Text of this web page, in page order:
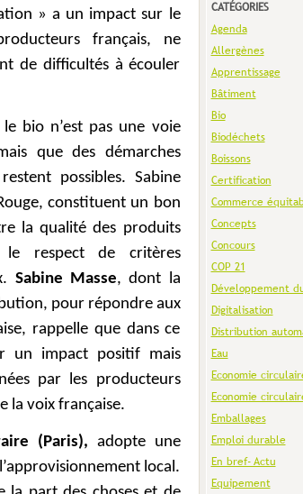
» a un impact sur le
français, ne
de difficultés à écouler
bio n’est pas une voie
que des démarches
possibles. Sabine
constituent un bon
la qualité des produits
le respect de critères
Sabine Masse, dont la
pour répondre aux
rappelle que dans ce
un impact positif mais
par les producteurs
la voix française.
(Paris), adopte une
local.
CATÉGORIES
Agenda
Allergènes
Apprentissage
Bâtiment
Bio
Biodéchets
Boissons
Certification
Commerce
Concepts
Concours
COP 21
Développement
Digitalisation
Distribution
Eau
Economie
Economie
Emballages
Emploi durable
En bref- Actu
Equipement